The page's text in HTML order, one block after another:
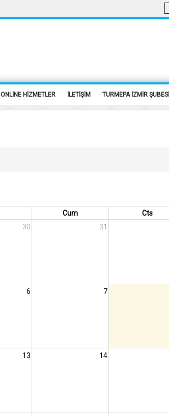
ONLİNE HİZMETLER İLETİŞİM TURMEPA İZMİR ŞUBESİ
Cum Cts
30 31
6 7
13 14